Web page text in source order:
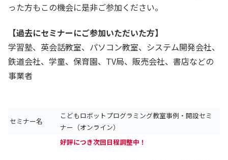
った方もこの機会に是非ご参加ください。
【過去にセミナーにご参加いただいた方】
学習塾、英会話教室、パソコン教室、システム開発会社、
鉄道会社、学童、保育園、TV局、販売会社、書店などの
事業者
セミナー名
こどもロボットプログラミング教室事例・開設セミ
ナー（オンライン）
好評につき次回日程調整中！